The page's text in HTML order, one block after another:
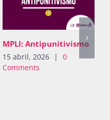
MPLI: Antipunitivismo
15 abril, 2026 |
0
Comments